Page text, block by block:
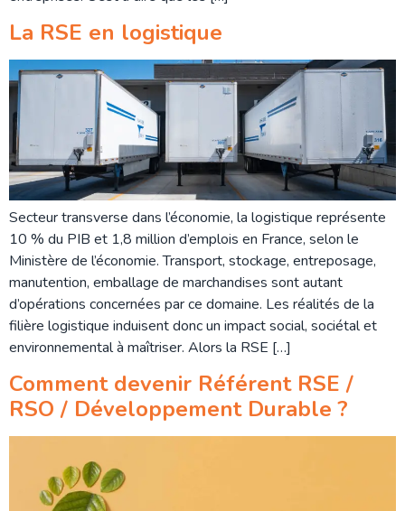
La RSE en logistique
Secteur transverse dans l’économie, la logistique représente
10 % du PIB et 1,8 million d’emplois en France, selon le
Ministère de l’économie. Transport, stockage, entreposage,
manutention, emballage de marchandises sont autant
d’opérations concernées par ce domaine. Les réalités de la
filière logistique induisent donc un impact social, sociétal et
environnemental à maîtriser. Alors la RSE […]
Comment devenir Référent RSE /
RSO / Développement Durable ?